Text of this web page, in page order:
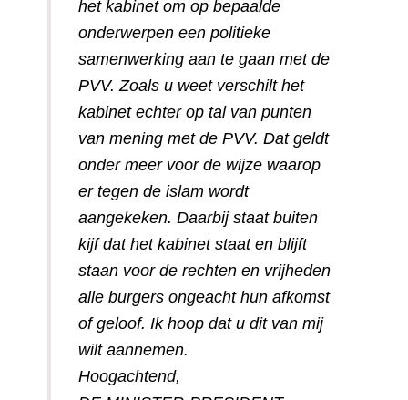
het kabinet om op bepaalde
onderwerpen een politieke
samenwerking aan te gaan met de
PVV. Zoals u weet verschilt het
kabinet echter op tal van punten
van mening met de PVV. Dat geldt
onder meer voor de wijze waarop
er tegen de islam wordt
aangekeken. Daarbij staat buiten
kijf dat het kabinet staat en blijft
staan voor de rechten en vrijheden
alle burgers ongeacht hun afkomst
of geloof. Ik hoop dat u dit van mij
wilt aannemen.
Hoogachtend,